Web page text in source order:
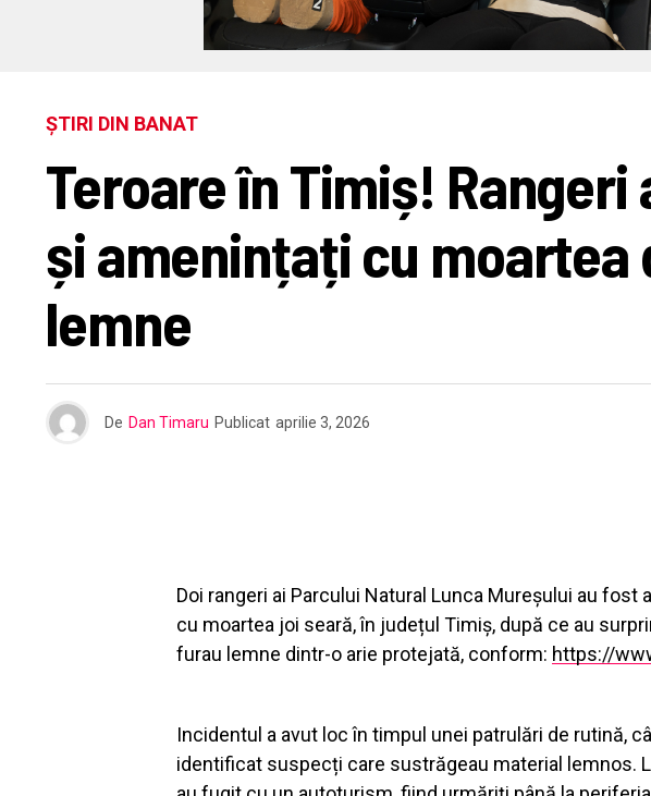
ȘTIRI DIN BANAT
Teroare în Timiș!
și amenințați cu moartea
lemne
De Dan Timaru Publicat aprilie 3, 2026
Doi rangeri ai Parcului Natural Lunca Mureșului au fost
cu moartea joi seară, în județul Timiș, după ce au
furau lemne dintr-o arie protejată, conform: https://
Incidentul a avut loc în timpul unei patrulări de rutină,
identificat suspecți care sustrăgeau material lemnos.